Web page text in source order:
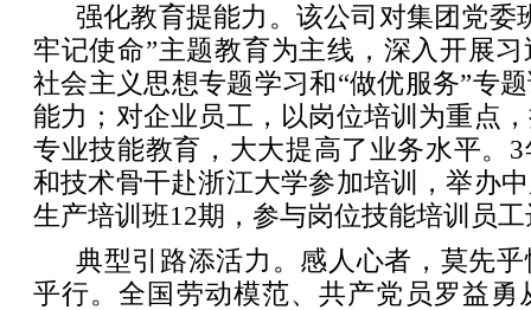
强化教育提能力。该公司对集团党委
牢记使命”主题教育为主线，深入开展
社会主义思想专题学习和“做优服务”专
能力；对企业员工，以岗位培训为重点
专业技能教育，大大提高了业务水平。
和技术骨干赴浙江大学参加培训，举办
生产培训班12期，参与岗位技能培训员
典型引路添活力。感人心者，莫先
乎行。全国劳动模范、共产党员罗益勇